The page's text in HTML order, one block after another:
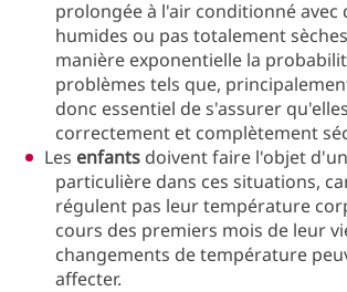
prolongée à l'air conditionné avec
humides ou pas totalement
manière exponentielle la
problèmes tels que,
donc essentiel de s'assurer
correctement et complètement
Les enfants doivent faire l'objet
particulière dans ces situations,
régulent pas leur température
cours des premiers mois de leur
changements de température
affecter.